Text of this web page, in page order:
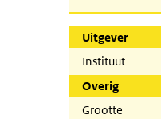
Uitgever
Instituut
Overig
Grootte